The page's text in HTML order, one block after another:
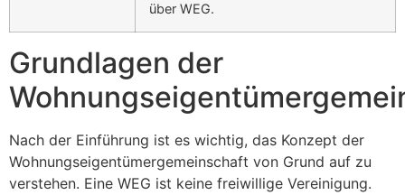
über WEG.
Grundlagen der
Nach der Einführung ist es wichtig, das Konzept der
Wohnungseigentümergemeinschaft von Grund auf zu
verstehen. Eine WEG ist keine freiwillige Vereinigung.